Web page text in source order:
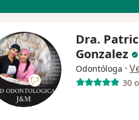
Dra.
Gonzalez
Odontóloga ·
30